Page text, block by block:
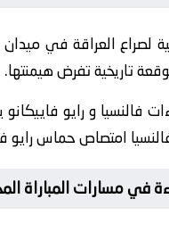
لصراع العراقة في
تاريخية تفرض هيمنتها.
فالنسيا و رايو
امتصاص حماس رايو
في مسارات المباراة